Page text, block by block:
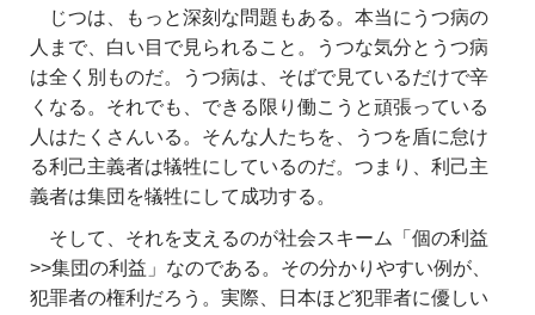
じつは、もっと深刻な問題もある。本当にうつ病の
人まで、白い目で見られること。うつな気分とうつ病
は全く別ものだ。うつ病は、そばで見ているだけで辛
くなる。それでも、できる限り働こうと頑張っている
人はたくさんいる。そんな人たちを、うつを盾に怠け
る利己主義者は犠牲にしているのだ。つまり、利己主
義者は集団を犠牲にして成功する。
そして、それを支えるのが社会スキーム「個の利益
>>集団の利益」なのである。その分かりやすい例が、
犯罪者の権利だろう。実際、日本ほど犯罪者に優しい